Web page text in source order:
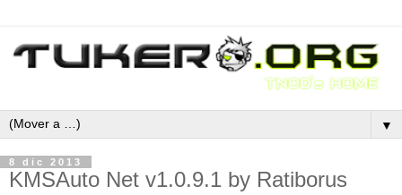
▼
8 dic 2013
KMSAuto Net v1.0.9.1 by Ratiborus